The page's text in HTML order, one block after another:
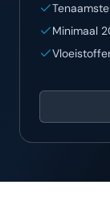
Minimaal